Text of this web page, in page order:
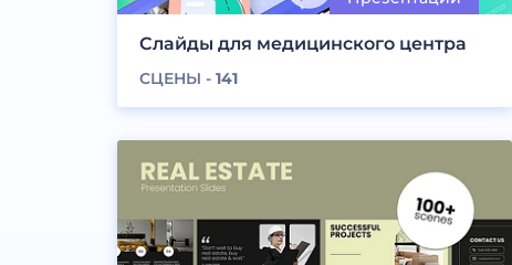
Слайды для медицинского центра
СЦЕНЫ -141